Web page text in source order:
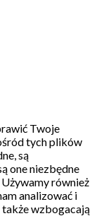
Twoje
tych plików
są
one niezbędne
Używamy również
analizować i
wzbogacają